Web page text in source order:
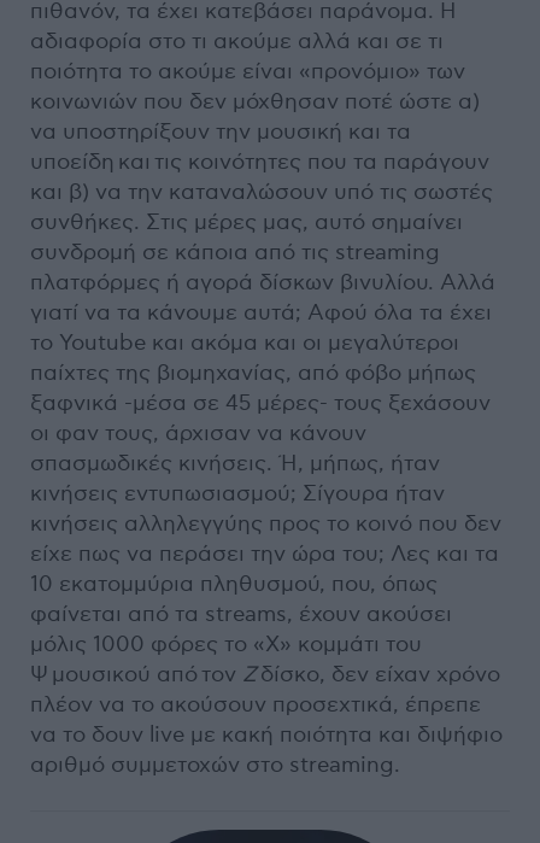
πιθανόν, τα έχει κατεβάσει παράνομα. Η
αδιαφορία στο τι ακούμε αλλά και σε τι
ποιότητα το ακούμε είναι «προνόμιο» των
κοινωνιών που δεν μόχθησαν ποτέ ώστε α)
να υποστηρίξουν την μουσική και τα
υποείδη και τις κοινότητες που τα παράγουν
και β) να την καταναλώσουν υπό τις σωστές
συνθήκες. Στις μέρες μας, αυτό σημαίνει
συνδρομή σε κάποια από τις streaming
πλατφόρμες ή αγορά δίσκων βινυλίου. Αλλά
γιατί να τα κάνουμε αυτά; Αφού όλα τα έχει
το Youtube και ακόμα και οι μεγαλύτεροι
παίχτες της βιομηχανίας, από φόβο μήπως
ξαφνικά -μέσα σε 45 μέρες- τους ξεχάσουν
οι φαν τους, άρχισαν να κάνουν
σπασμωδικές κινήσεις. Ή, μήπως, ήταν
κινήσεις εντυπωσιασμού; Σίγουρα ήταν
κινήσεις αλληλεγγύης προς το κοινό που δεν
είχε πως να περάσει την ώρα του; Λες και τα
10 εκατομμύρια πληθυσμού, που, όπως
φαίνεται από τα streams, έχουν ακούσει
μόλις 1000 φόρες το «X» κομμάτι του
Ψ μουσικού από τον Ζδίσκο, δεν είχαν χρόνο
πλέον να το ακούσουν προσεχτικά, έπρεπε
να το δουν live με κακή ποιότητα και διψήφιο
αριθμό συμμετοχών στο streaming.